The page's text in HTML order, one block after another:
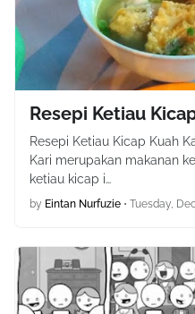
Resepi Ketiau
Resepi Ketiau Kicap Kuah
Kari merupakan makanan
ketiau kicap i…
by Eintan Nurfuzie • Tuesday,